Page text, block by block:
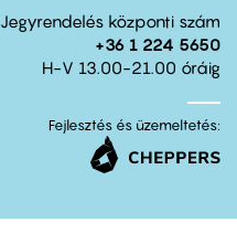
Jegyrendelés központi szám
+36 1 224 5650
H-V 13.00-21.00 óráig
Fejlesztés és üzemeltetés: